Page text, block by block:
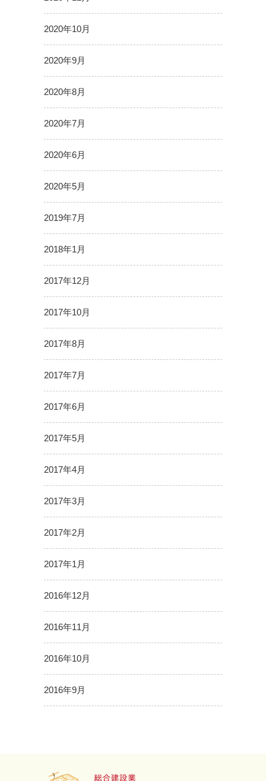
2020年10月
2020年9月
2020年8月
2020年7月
2020年6月
2020年5月
2019年7月
2018年1月
2017年12月
2017年10月
2017年8月
2017年7月
2017年6月
2017年5月
2017年4月
2017年3月
2017年2月
2017年1月
2016年12月
2016年11月
2016年10月
2016年9月